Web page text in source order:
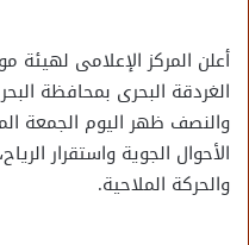
أعلن المركز الإعلامى لهيئة
الغردقة البحرى بمحافظة
الأحوال الجوية واستقرار
والحركة الملاحية.